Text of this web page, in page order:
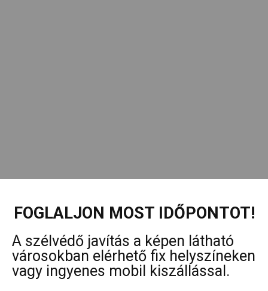
FOGLALJON MOST IDŐPONTOT!
A szélvédő javítás a képen látható
városokban elérhető fix helyszíneken
vagy ingyenes mobil kiszállással.